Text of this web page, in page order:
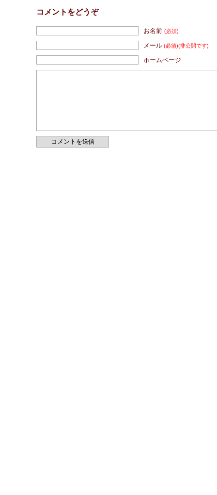
コメントをどうぞ
お名前(必須)
メール (必須)(非公開です)
ホームページ